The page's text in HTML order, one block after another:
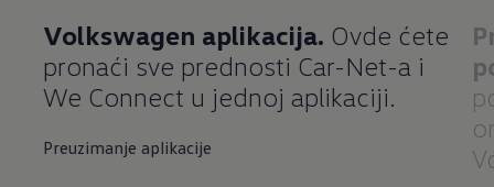
Volkswagen aplikacija. Ovde ćete
pronaći sve prednosti Car-Net-a i
We Connect u jednoj aplikaciji.
Preuzimanje aplikacije